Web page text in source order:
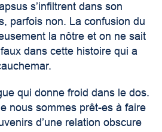
s’infiltrent dans son
parfois non. La confusion du
la nôtre et on ne sait
dans cette histoire qui a
qui donne froid dans le dos.
nous sommes prêt-es à faire
d’une relation obscure